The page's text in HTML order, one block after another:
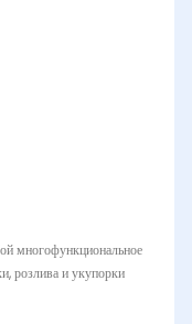
многофункциональное
розлива и укупорки